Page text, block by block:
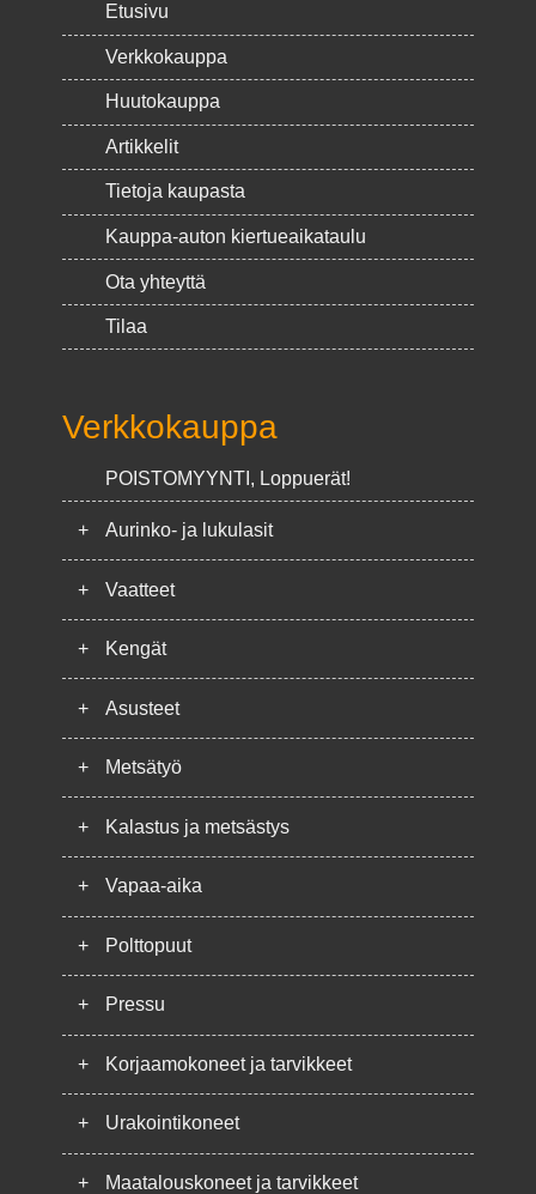
Etusivu
Verkkokauppa
Huutokauppa
Artikkelit
Tietoja kaupasta
Kauppa-auton kiertueaikataulu
Ota yhteyttä
Tilaa
Verkkokauppa
POISTOMYYNTI, Loppuerät!
+ Aurinko- ja lukulasit
+ Vaatteet
+ Kengät
+ Asusteet
+ Metsätyö
+ Kalastus ja metsästys
+ Vapaa-aika
+ Polttopuut
+ Pressu
+ Korjaamokoneet ja tarvikkeet
+ Urakointikoneet
+ Maatalouskoneet ja tarvikkeet